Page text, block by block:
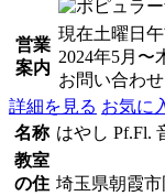
営業
案内
現在土曜日
2024年5月〜
お問い合わせ
詳細を見る お気に
名称 はやし Pf.Fl.
教室
の住 埼玉県朝霞市